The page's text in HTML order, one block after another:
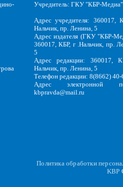
Учредитель: ГКУ "КБР-Медиа"
Адрес учредителя: 360017,
Нальчик, пр. Ленина, 5
Адрес издателя (ГКУ "КБР-
360017, КБР, г .Нальчик, пр.
5
Адрес редакции: 360017,
Нальчик, пр. Ленина, 5
Телефон редакции: 8(8662)
Адрес электронной
kbpravda@mail.ru
Политика обработки
KBP